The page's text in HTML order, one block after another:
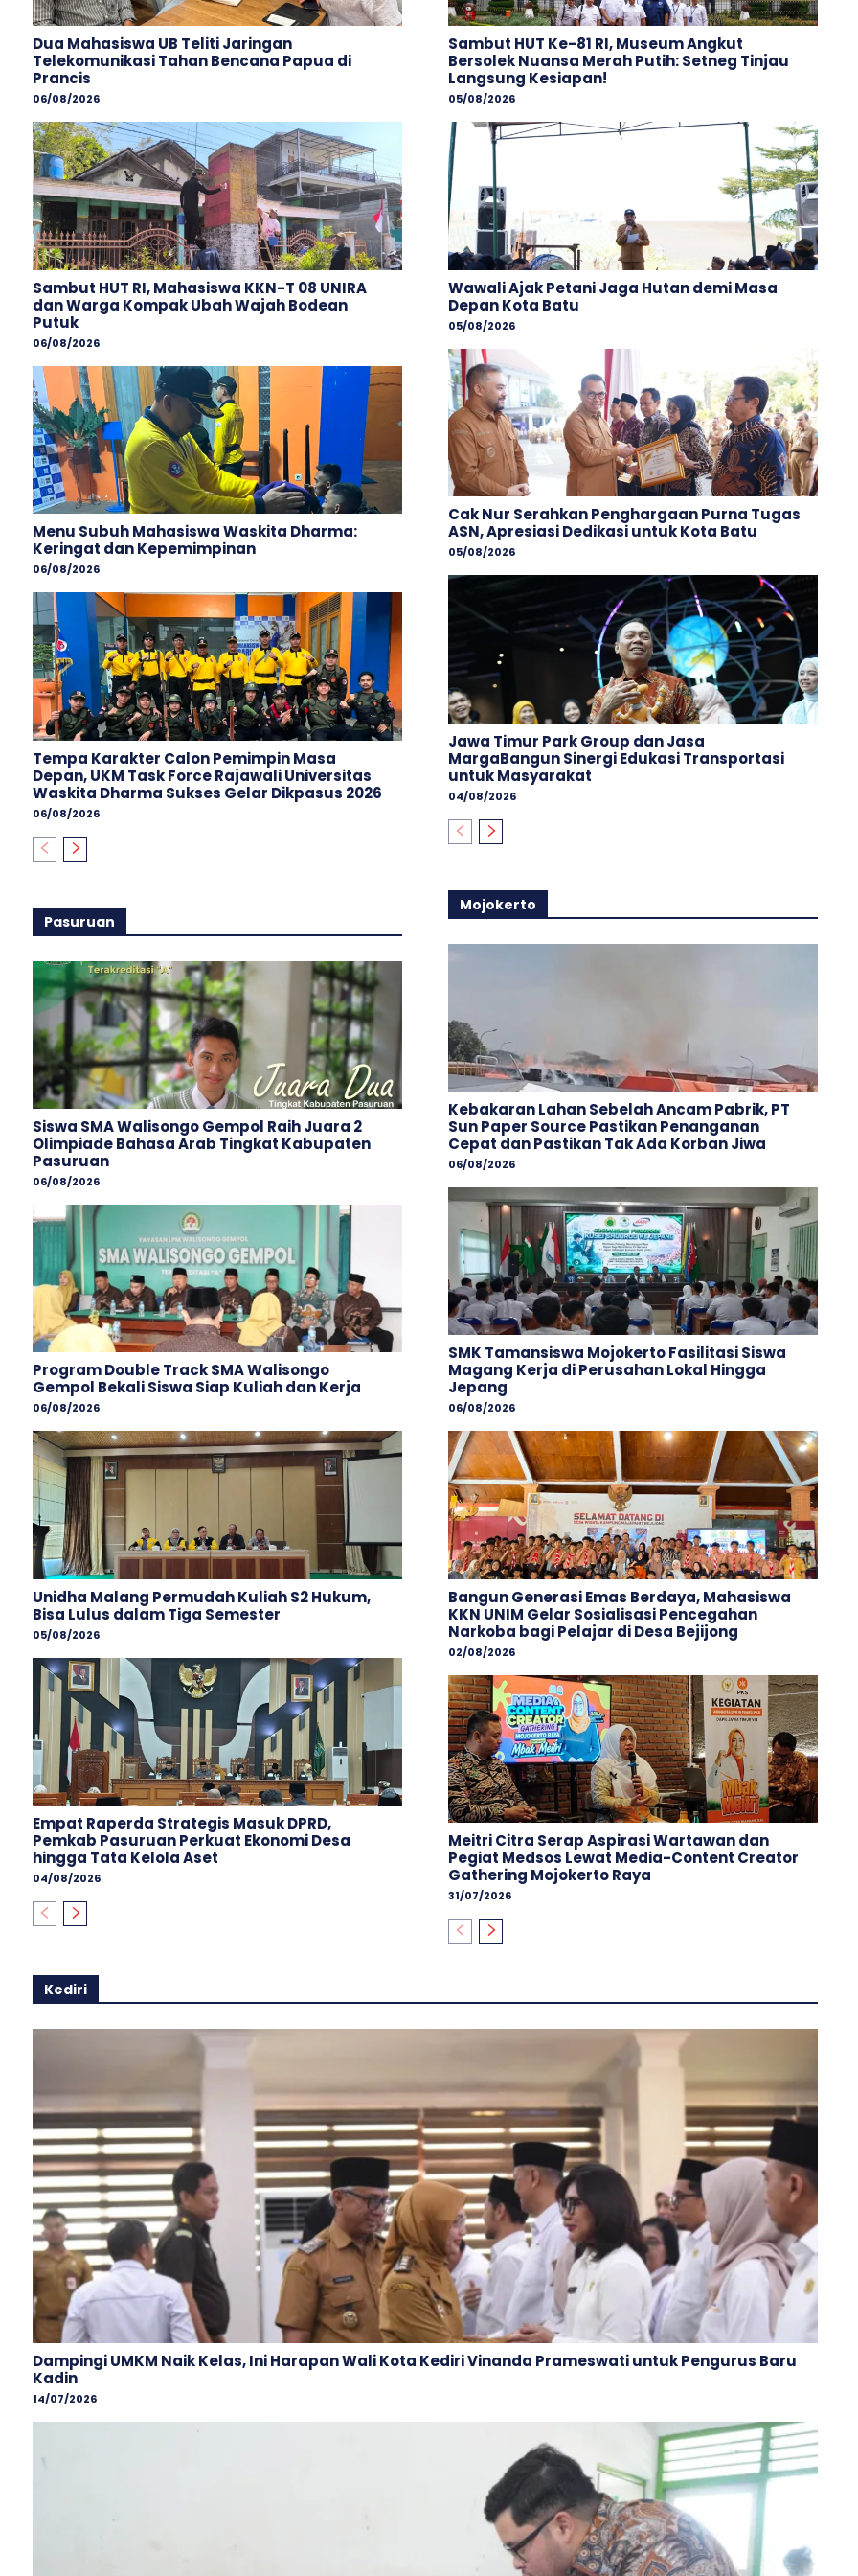
Dua Mahasiswa UB Teliti Jaringan
Telekomunikasi Tahan Bencana Papua di
Prancis
06/08/2026
Sambut HUT RI, Mahasiswa KKN-T 08 UNIRA
dan Warga Kompak Ubah Wajah ‎Bodean
Putuk
06/08/2026
Menu Subuh Mahasiswa Waskita Dharma:
Keringat dan Kepemimpinan
06/08/2026
Tempa Karakter Calon Pemimpin Masa
Depan, UKM Task Force Rajawali Universitas
Waskita Dharma Sukses Gelar Dikpasus 2026
06/08/2026
Pasuruan
Siswa SMA Walisongo Gempol Raih Juara 2
Olimpiade Bahasa Arab Tingkat Kabupaten
Pasuruan
06/08/2026
Program Double Track SMA Walisongo
Gempol Bekali Siswa Siap Kuliah dan Kerja
06/08/2026
Unidha Malang Permudah Kuliah S2 Hukum,
Bisa Lulus dalam Tiga Semester
05/08/2026
Empat Raperda Strategis Masuk DPRD,
Pemkab Pasuruan Perkuat Ekonomi Desa
hingga Tata Kelola Aset
04/08/2026
Sambut HUT Ke-81 RI, Museum Angkut
Bersolek Nuansa Merah Putih: Setneg Tinjau
Langsung Kesiapan!
05/08/2026
Wawali Ajak Petani Jaga Hutan demi Masa
Depan Kota Batu
05/08/2026
Cak Nur Serahkan Penghargaan Purna Tugas
ASN, Apresiasi Dedikasi untuk Kota Batu
05/08/2026
Jawa Timur Park Group dan Jasa
MargaBangun Sinergi Edukasi Transportasi
untuk Masyarakat
04/08/2026
Mojokerto
Kebakaran Lahan Sebelah Ancam Pabrik, PT
Sun Paper Source Pastikan Penanganan
Cepat dan Pastikan Tak Ada Korban Jiwa
06/08/2026
SMK Tamansiswa Mojokerto Fasilitasi Siswa
Magang Kerja di Perusahan Lokal Hingga
Jepang
06/08/2026
Bangun Generasi Emas Berdaya, Mahasiswa
KKN UNIM Gelar Sosialisasi Pencegahan
Narkoba bagi Pelajar di Desa Bejijong
02/08/2026
Meitri Citra Serap Aspirasi Wartawan dan
Pegiat Medsos Lewat Media-Content Creator
Gathering Mojokerto Raya
31/07/2026
Kediri
Dampingi UMKM Naik Kelas, Ini Harapan Wali Kota Kediri Vinanda Prameswati untuk Pengurus Baru
Kadin
14/07/2026